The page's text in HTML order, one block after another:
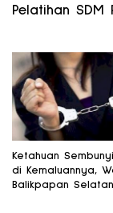
Pelatihan SDM
Ketahuan
di Kemaluannya,
Balikpapan